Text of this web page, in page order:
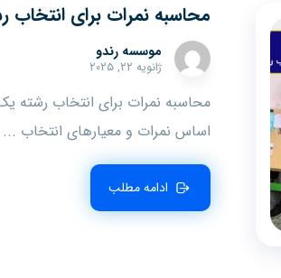
محاسبه نمرات برای انتخاب
موسسه رندو
ژانویه ۲۲, ۲۰۲۵
محاسبه نمرات برای انتخاب رشته
اساس نمرات و معیارهای انتخاب ...
ادامه مطلب